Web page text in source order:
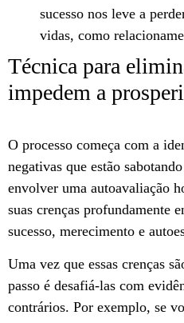
sucesso nos leve a
vidas, como
Técnica para
impedem a
O processo começa com a
negativas que estão
envolver uma autoavaliação
suas crenças profundamente
sucesso, merecimento e
Uma vez que essas crenças
passo é desafiá-las com
contrários. Por exemplo, se